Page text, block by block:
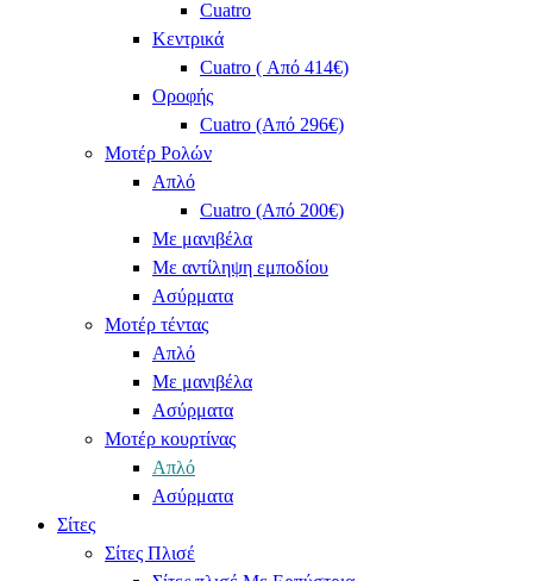
Cuatro
Κεντρικά
Cuatro ( Από 414€)
Οροφής
Cuatro (Από 296€)
Μοτέρ Ρολών
Απλό
Cuatro (Από 200€)
Με μανιβέλα
Με αντίληψη εμποδίου
Ασύρματα
Μοτέρ τέντας
Απλό
Με μανιβέλα
Ασύρματα
Μοτέρ κουρτίνας
Απλό
Ασύρματα
Σίτες
Σίτες Πλισέ